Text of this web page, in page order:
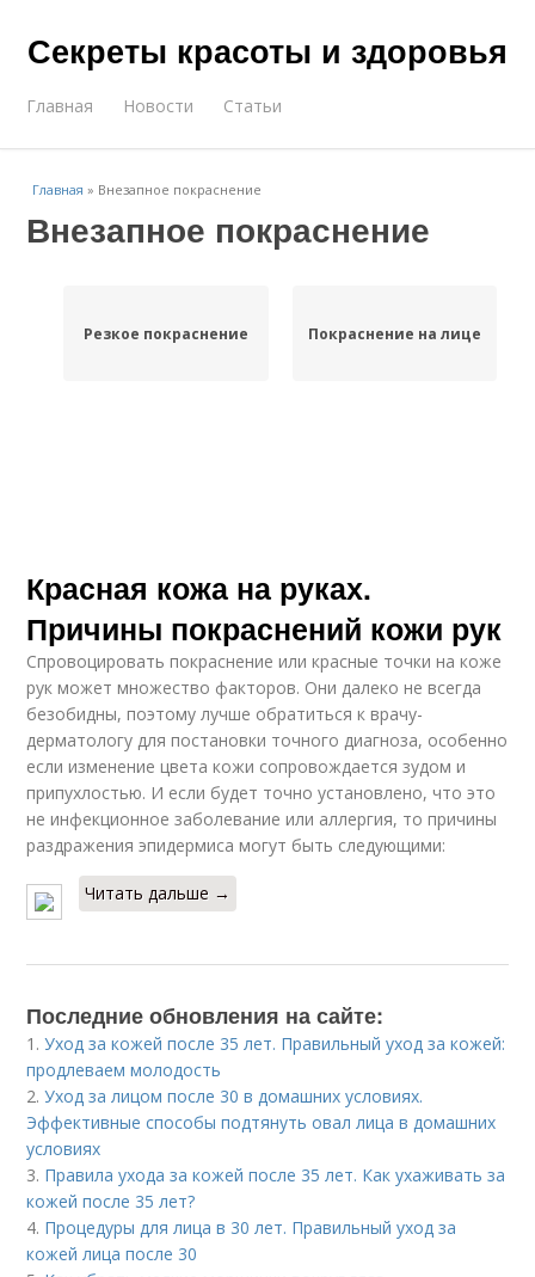
Секреты красоты и здоровья
Главная Новости Статьи
Главная » Внезапное покраснение
Внезапное покраснение
Резкое покраснение Покраснение на лице
Красная кожа на руках.
Причины покраснений кожи рук
Спровоцировать покраснение или красные точки на коже
рук может множество факторов. Они далеко не всегда
безобидны, поэтому лучше обратиться к врачу-
дерматологу для постановки точного диагноза, особенно
если изменение цвета кожи сопровождается зудом и
припухлостью. И если будет точно установлено, что это
не инфекционное заболевание или аллергия, то причины
раздражения эпидермиса могут быть следующими:
Читать дальше →
Последние обновления на сайте:
1.Уход за кожей после 35 лет. Правильный уход за кожей:
продлеваем молодость
2.Уход за лицом после 30 в домашних условиях.
Эффективные способы подтянуть овал лица в домашних
условиях
3. Правила ухода за кожей после 35 лет. Как ухаживать за
кожей после 35 лет?
4. Процедуры для лица в 30 лет. Правильный уход за
кожей лица после 30